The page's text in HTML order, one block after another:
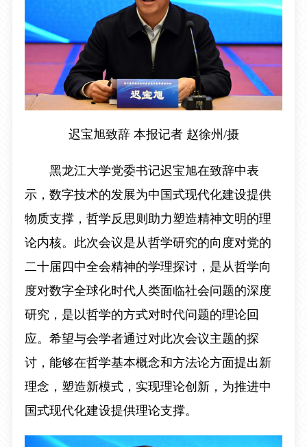
迟宝旭致辞 本报记者 赵徐州/摄
黑龙江大学党委书记迟宝旭在致辞中表
示，数字技术的发展为中国式现代化建设提供
物质支撑，哲学反思则助力塑造精神文明的理
论内核。此次会议是从哲学研究的向度对党的
二十届四中全会精神的学理探讨，是从哲学向
度对数字全球化时代人类面临社会问题的深度
研究，是以哲学的方式对时代问题的理论回
应。希望与会学者通过对此次会议主题的探
讨，能够在哲学基本概念和方法论方面提出新
理念，塑造新模式，实现理论创新，为推进中
国式现代化建设提供理论支撑。